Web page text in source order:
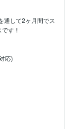
通して2ヶ月間でス
す！
応)